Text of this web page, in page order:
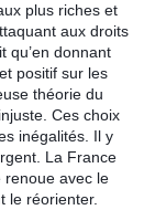
plus riches et
aux droits
qu’en donnant
positif sur les
théorie du
Ces choix
inégalités. Il y
La France
renoue avec le
le réorienter.